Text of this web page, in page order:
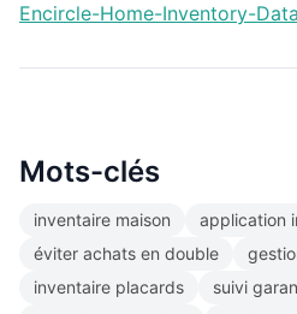
Encircle-Home-Inventory-Data
Mots-clés
inventaire maison
application
éviter achats en double
inventaire placards
suivi